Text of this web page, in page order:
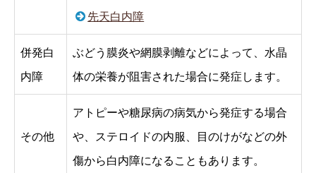
先天白内障
併発白
内障
ぶどう膜炎や網膜剥離などによって、水晶
体の栄養が阻害された場合に発症します。
その他
アトピーや糖尿病の病気から発症する場合
や、ステロイドの内服、目のけがなどの外
傷から白内障になることもあります。